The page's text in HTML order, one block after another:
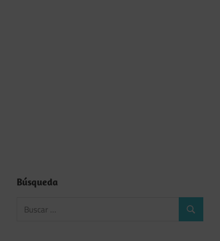
Búsqueda